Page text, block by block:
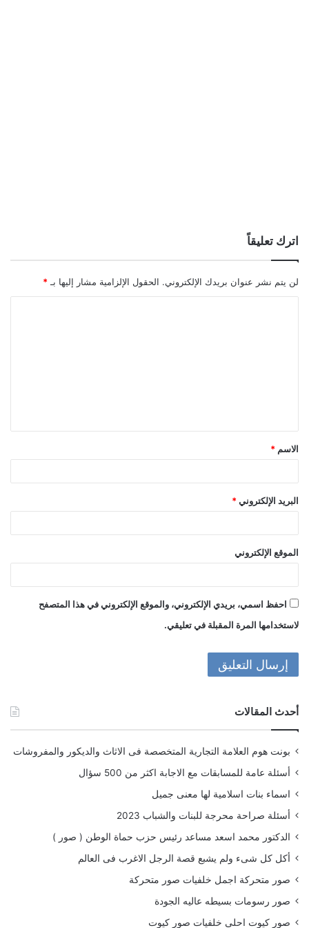
اترك تعليقاً
لن يتم نشر عنوان بريدك الإلكتروني. الحقول الإلزامية مشار إليها بـ *
ق
*
الاسم *
البريد الإلكتروني *
الموقع الإلكتروني
احفظ اسمي، بريدي الإلكتروني، والموقع الإلكتروني في هذا المتصفح
لاستخدامها المرة المقبلة في تعليقي.
أحدث المقالات
بونت هوم العلامة التجارية المتخصصة فى الاثاث والديكور والمفروشات
أسئلة عامة للمسابقات مع الاجابة اكثر من 500 سؤال
اسماء بنات اسلامية لها معنى جميل
أسئلة صراحة محرجة للبنات والشباب 2023
الدكتور محمد اسعد مساعد رئيس حزب حماة الوطن ( صور )
أكل كل شىء ولم يشبع قصة الرجل الاغرب فى العالم
صور متحركة اجمل خلفيات صور متحركة
صور رسومات بسيطه عاليه الجودة
صور كيوت احلى خلفيات صور كيوت